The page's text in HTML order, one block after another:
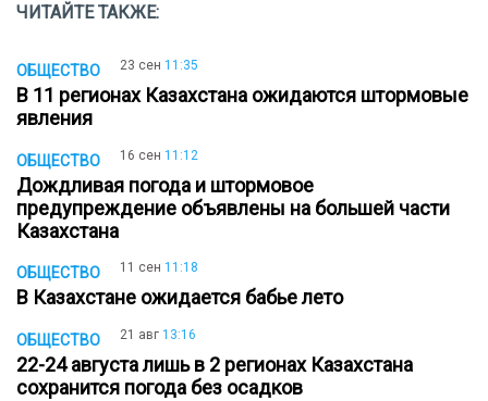
ЧИТАЙТЕ ТАКЖЕ:
ОБЩЕСТВО 23 сен 11:35
В 11 регионах Казахстана ожидаются штормовые
явления
ОБЩЕСТВО 16 сен 11:12
Дождливая погода и штормовое
предупреждение объявлены на большей части
Казахстана
ОБЩЕСТВО 11 сен 11:18
В Казахстане ожидается бабье лето
ОБЩЕСТВО 21 авг 13:16
22-24 августа лишь в 2 регионах Казахстана
сохранится погода без осадков